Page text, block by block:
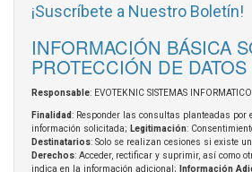
¡Suscríbete a Nuestro Boletín!
INFORMACIÓN BÁSICA
PROTECCIÓN DE DATOS
Responsable: EVOTEKNIC SISTEMAS
Finalidad: Responder las consultas planteadas por
información solicitada; Legitimación:
Destinatarios: Solo se realizan cesiones si existe
Derechos: Acceder, rectificar y suprimir, así como
indica en la información adicional;
Información